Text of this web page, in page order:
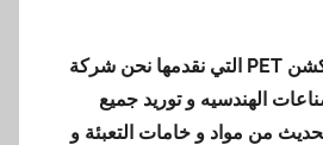
PET التي نقدمها نحن شركة
الهندسيه و توريد جميع
من مواد و خامات التعبئة و